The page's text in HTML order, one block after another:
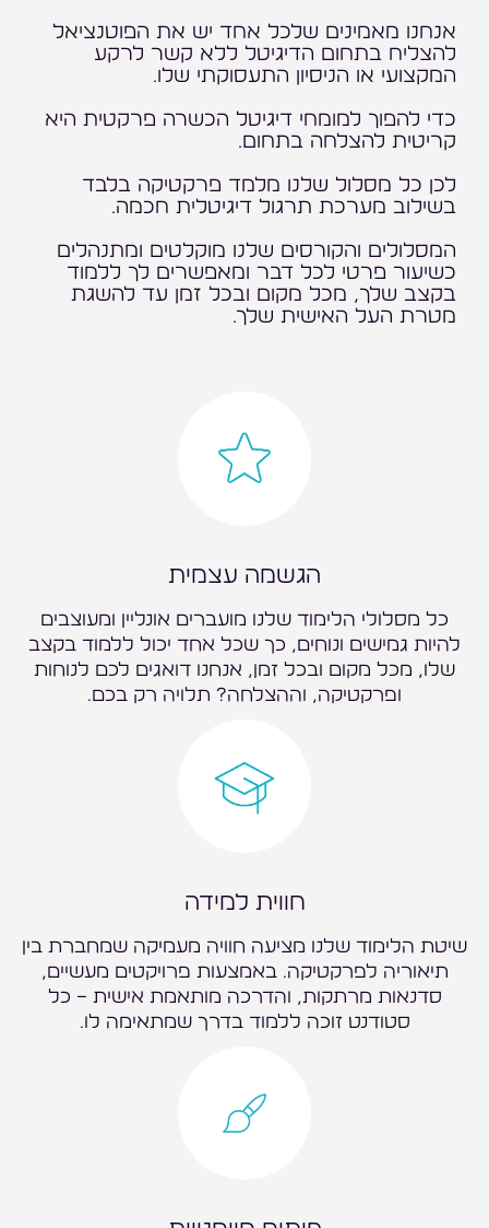
אנחנו מאמינים שלכל אחד יש את הפוטנציאל
להצליח בתחום הדיגיטל ללא קשר לרקע
המקצועי או הניסיון התעסוקתי שלו.
כדי להפוך למומחי דיגיטל הכשרה פרקטית היא
קריטית להצלחה בתחום.
לכן כל מסלול שלנו מלמד פרקטיקה בלבד
בשילוב מערכת תרגול דיגיטלית חכמה.
המסלולים והקורסים שלנו מוקלטים ומתנהלים
כשיעור פרטי לכל דבר ומאפשרים לך ללמוד
בקצב שלך, מכל מקום ובכל זמן עד להשגת
מטרת העל האישית שלך.
הגשמה עצמית
כל מסלולי הלימוד שלנו מועברים אונליין ומעוצבים
להיות גמישים ונוחים, כך שכל אחד יכול ללמוד בקצב
שלו, מכל מקום ובכל זמן, אנחנו דואגים לכם לנוחות
ופרקטיקה, וההצלחה? תלויה רק בכם.
חווית למידה
שיטת הלימוד שלנו מציעה חוויה מעמיקה שמחברת בין
תיאוריה לפרקטיקה. באמצעות פרויקטים מעשיים,
סדנאות מרתקות, והדרכה מותאמת אישית – כל
סטודנט זוכה ללמוד בדרך שמתאימה לו.